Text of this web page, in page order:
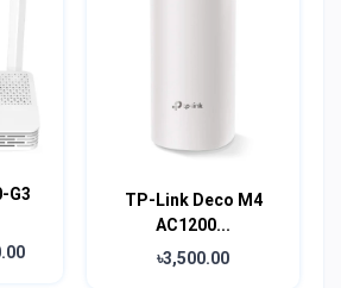
G3
TP-Link Deco M4
AC1200...
৳3,500.00